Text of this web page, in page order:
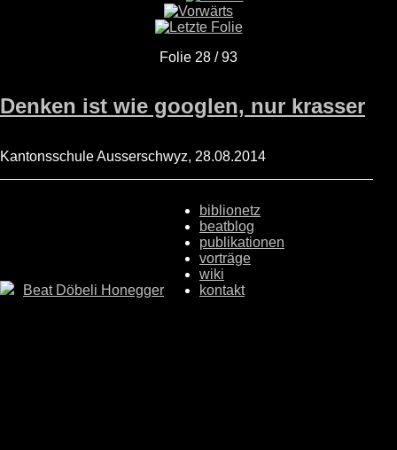
Folie 28 / 93
Denken ist wie googlen, nur krasser
Kantonsschule Ausserschwyz, 28.08.2014
Beat Döbeli Honegger
biblionetz
beatblog
publikationen
vorträge
wiki
kontakt